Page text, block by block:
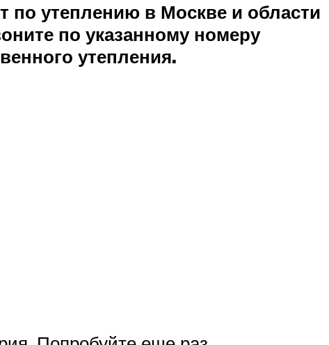
утеплению в Москве и области
по указанному номеру
утепления.